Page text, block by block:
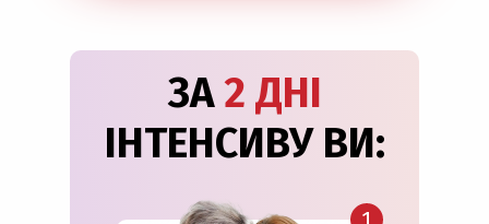
ЗА2 ДНІ
ІНТЕНСИВУ ВИ: